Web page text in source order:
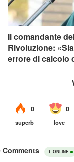
Il comandante
Rivoluzione:
errore di calcolo